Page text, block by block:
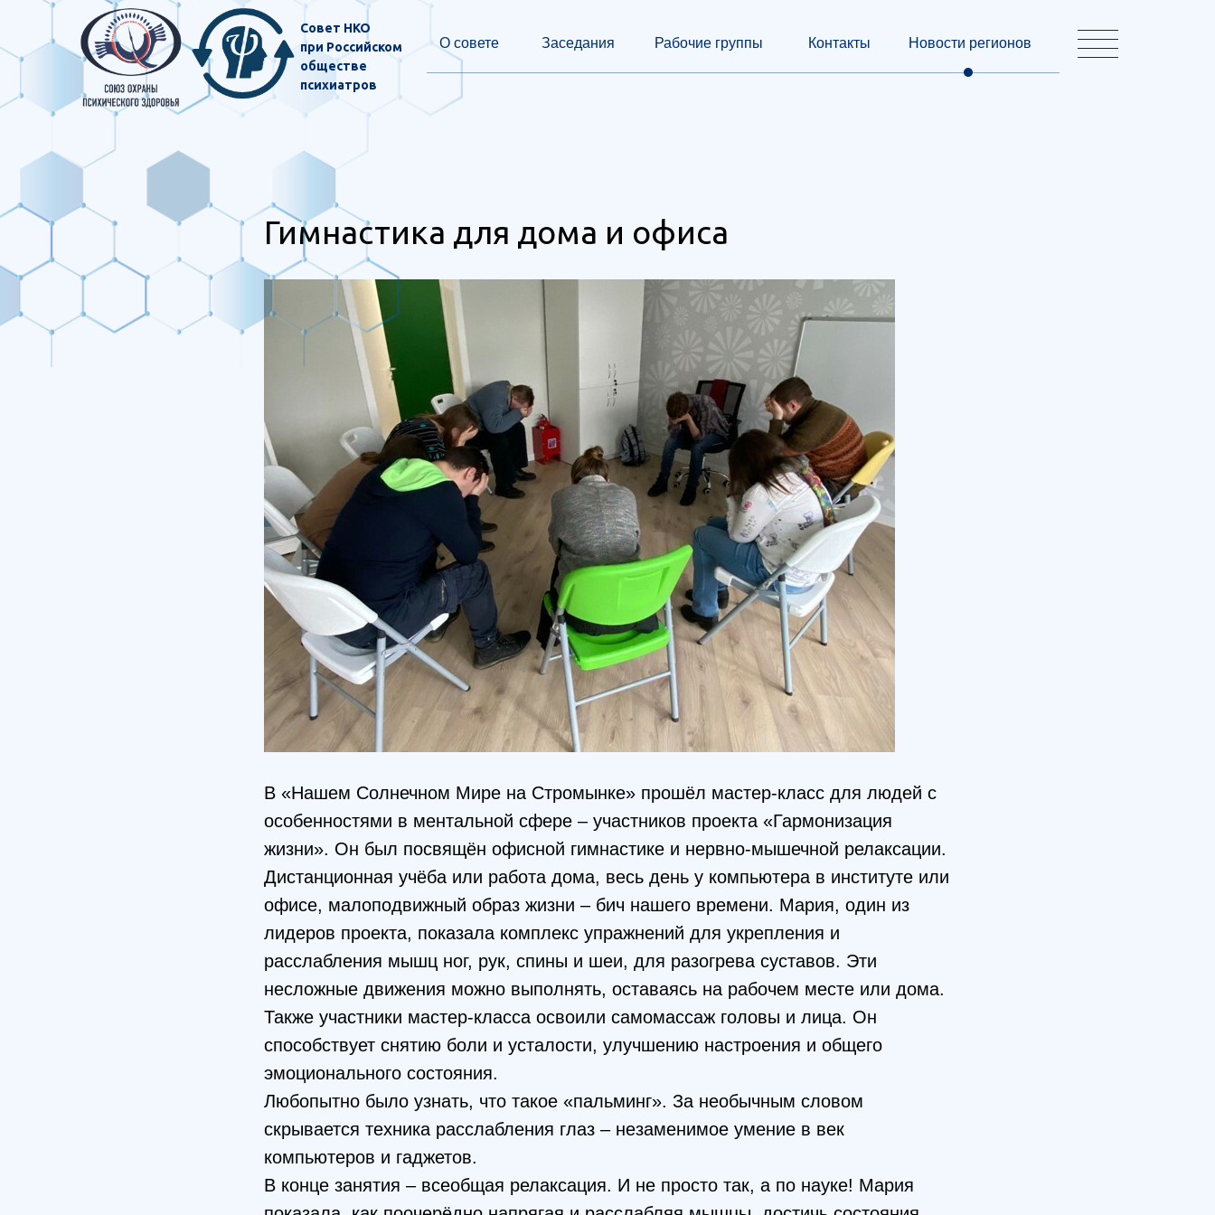
О совете Заседания Рабочие группы Контакты Новости регионов
Совет НКО
при Российском
обществе
психиатров
Гимнастика для дома и офиса
В «Нашем Солнечном Мире на Стромынке» прошёл мастер-класс для людей с
особенностями в ментальной сфере – участников проекта «Гармонизация
жизни». Он был посвящён офисной гимнастике и нервно-мышечной релаксации.
Дистанционная учёба или работа дома, весь день у компьютера в институте или
офисе, малоподвижный образ жизни – бич нашего времени. Мария, один из
лидеров проекта, показала комплекс упражнений для укрепления и
расслабления мышц ног, рук, спины и шеи, для разогрева суставов. Эти
несложные движения можно выполнять, оставаясь на рабочем месте или дома.
Также участники мастер-класса освоили самомассаж головы и лица. Он
способствует снятию боли и усталости, улучшению настроения и общего
эмоционального состояния.
Любопытно было узнать, что такое «пальминг». За необычным словом
скрывается техника расслабления глаз – незаменимое умение в век
компьютеров и гаджетов.
В конце занятия – всеобщая релаксация. И не просто так, а по науке! Мария